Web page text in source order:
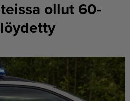
ollut 60-